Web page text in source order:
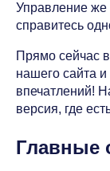
Управление же
справитесь
Прямо сейчас
нашего сайта
впечатлений!
версия, где
Главные